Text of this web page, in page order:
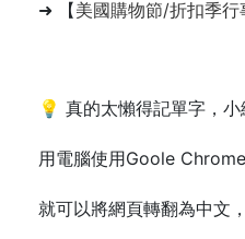
➜ 【美國購物節/折扣季行
💡 真的太懶得記單字，
用電腦使用Goole
就可以將網頁轉翻為中文